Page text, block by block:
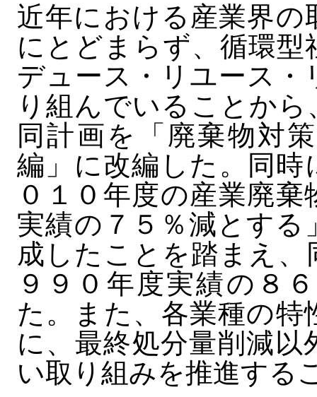
近年における産業界の
にとどまらず、循環
デュース・リユース
り組んでいることか
同計画を「廃棄物対
編」に改編した。同時
０１０年度の産業廃
実績の７５％減とする
成したことを踏まえ
９９０年度実績の８
た。また、各業種の
に、最終処分量削減
い取り組みを推進する